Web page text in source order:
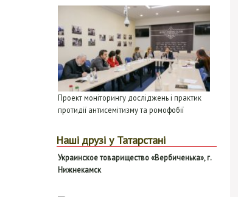
Проект моніторингу досліджень і практик
протидії антисемітизму та ромофобії
Наші друзі у Татарстані
Украинское товарищество «Вербиченька», г.
Нижнекамск